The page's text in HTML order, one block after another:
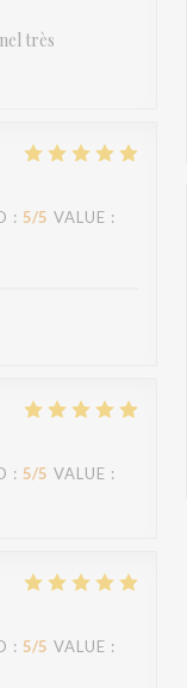
très
: 5/5 VALUE :
: 5/5 VALUE :
: 5/5 VALUE :